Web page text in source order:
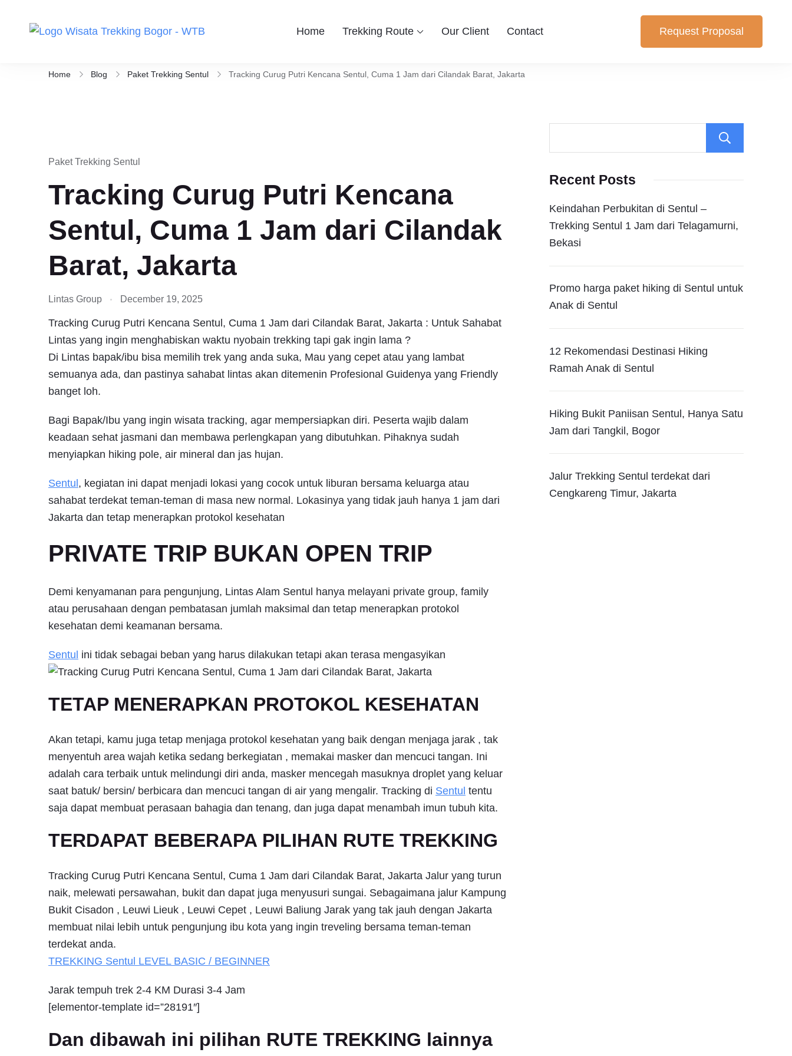
Wisata Trekking Bogor By Lintas Group
Aktivitas outdoor Bogor untuk anda yang ingin berwisata ke Bogor Sentul, Hiking dan Trekking Sentul pilihan yang cocok untuk anda.
Home Trekking Route Our Client Contact Request Proposal
Home Blog Paket Trekking Sentul Tracking Curug Putri Kencana Sentul, Cuma 1 Jam dari Cilandak Barat, Jakarta
Paket Trekking Sentul
Tracking Curug Putri Kencana
Sentul, Cuma 1 Jam dari Cilandak
Barat, Jakarta
Lintas Group December 19, 2025
Tracking Curug Putri Kencana Sentul, Cuma 1 Jam dari Cilandak Barat, Jakarta : Untuk Sahabat
Lintas yang ingin menghabiskan waktu nyobain trekking tapi gak ingin lama ?
Di Lintas bapak/ibu bisa memilih trek yang anda suka, Mau yang cepet atau yang lambat
semuanya ada, dan pastinya sahabat lintas akan ditemenin Profesional Guidenya yang Friendly
banget loh.
Bagi Bapak/Ibu yang ingin wisata tracking, agar mempersiapkan diri. Peserta wajib dalam
keadaan sehat jasmani dan membawa perlengkapan yang dibutuhkan. Pihaknya sudah
menyiapkan hiking pole, air mineral dan jas hujan.
Sentul , kegiatan ini dapat menjadi lokasi yang cocok untuk liburan bersama keluarga atau
sahabat terdekat teman-teman di masa new normal. Lokasinya yang tidak jauh hanya 1 jam dari
Jakarta dan tetap menerapkan protokol kesehatan
PRIVATE TRIP BUKAN OPEN TRIP
Demi kenyamanan para pengunjung, Lintas Alam Sentul hanya melayani private group, family
atau perusahaan dengan pembatasan jumlah maksimal dan tetap menerapkan protokol
kesehatan demi keamanan bersama.
Sentul ini tidak sebagai beban yang harus dilakukan tetapi akan terasa mengasyikan
TETAP MENERAPKAN PROTOKOL KESEHATAN
Akan tetapi, kamu juga tetap menjaga protokol kesehatan yang baik dengan menjaga jarak , tak
menyentuh area wajah ketika sedang berkegiatan , memakai masker dan mencuci tangan. Ini
adalah cara terbaik untuk melindungi diri anda, masker mencegah masuknya droplet yang keluar
saat batuk/ bersin/ berbicara dan mencuci tangan di air yang mengalir. Tracking di Sentul tentu
saja dapat membuat perasaan bahagia dan tenang, dan juga dapat menambah imun tubuh kita.
TERDAPAT BEBERAPA PILIHAN RUTE TREKKING
Tracking Curug Putri Kencana Sentul, Cuma 1 Jam dari Cilandak Barat, Jakarta Jalur yang turun
naik, melewati persawahan, bukit dan dapat juga menyusuri sungai. Sebagaimana jalur Kampung
Bukit Cisadon , Leuwi Lieuk , Leuwi Cepet , Leuwi Baliung Jarak yang tak jauh dengan Jakarta
membuat nilai lebih untuk pengunjung ibu kota yang ingin treveling bersama teman-teman
terdekat anda.
TREKKING Sentul LEVEL BASIC / BEGINNER
Jarak tempuh trek 2-4 KM Durasi 3-4 Jam
[elementor-template id=”28191″]
Dan dibawah ini pilihan RUTE TREKKING lainnya
Recent Posts
Keindahan Perbukitan di Sentul –
Trekking Sentul 1 Jam dari Telagamurni,
Bekasi
Promo harga paket hiking di Sentul untuk
Anak di Sentul
12 Rekomendasi Destinasi Hiking
Ramah Anak di Sentul
Hiking Bukit Paniisan Sentul, Hanya Satu
Jam dari Tangkil, Bogor
Jalur Trekking Sentul terdekat dari
Cengkareng Timur, Jakarta